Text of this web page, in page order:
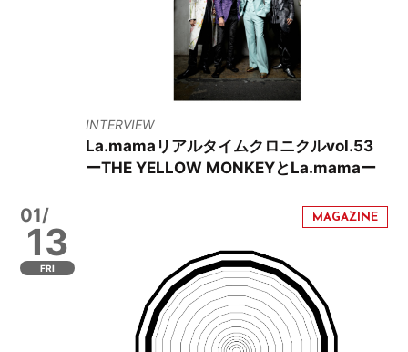
INTERVIEW
La.mamaリアルタイムクロニクルvol.53
ーTHE YELLOW MONKEYとLa.mamaー
01/
13
FRI